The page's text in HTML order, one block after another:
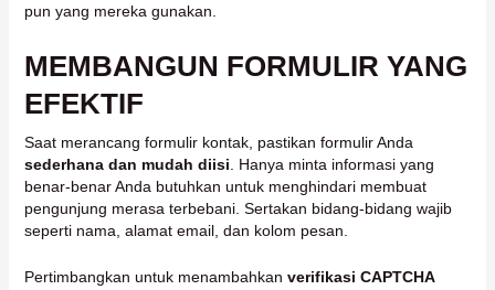
pun yang mereka gunakan.
MEMBANGUN FORMULIR YANG
EFEKTIF
Saat merancang formulir kontak, pastikan formulir Anda
sederhana dan mudah diisi . Hanya minta informasi yang
benar-benar Anda butuhkan untuk menghindari membuat
pengunjung merasa terbebani. Sertakan bidang-bidang wajib
seperti nama, alamat email, dan kolom pesan.
Pertimbangkan untuk menambahkan verifikasi CAPTCHA